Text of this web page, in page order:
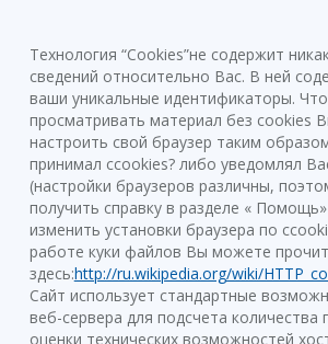
Технология “Cookies”не содержит
сведений относительно Вас. В ней
ваши уникальные идентификаторы.
просматривать материал без cookies
настроить свой браузер таким
принимал ccookies? либо уведомлял
(настройки браузеров различны,
получить справку в разделе «
изменить установки браузера по
работе куки файлов Вы можете
здесь:http://ru.wikipedia.org/wiki/
Сайт использует стандартные
веб-сервера для подсчета количества
оценки технических возможностей